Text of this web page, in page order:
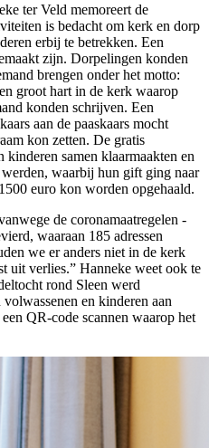
ter Veld memoreert de
is bedacht om kerk en dorp
erbij te betrekken. Een
zijn. Dorpelingen konden
brengen onder het motto:
groot hart in de kerk waarop
konden schrijven. Een
aan de paaskaars mocht
kon zetten. De gratis
samen klaarmaakten en
waarbij hun gift ging naar
euro kon worden opgehaald.
de coronamaatregelen -
waaraan 185 adressen
we er anders niet in de kerk
uit verlies.” Hanneke weet ook te
rond Sleen werd
en kinderen aan
QR-code scannen waarop het